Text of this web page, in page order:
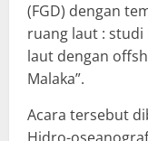
(FGD) dengan
ruang laut : studi
laut dengan
Malaka”.
Acara tersebut